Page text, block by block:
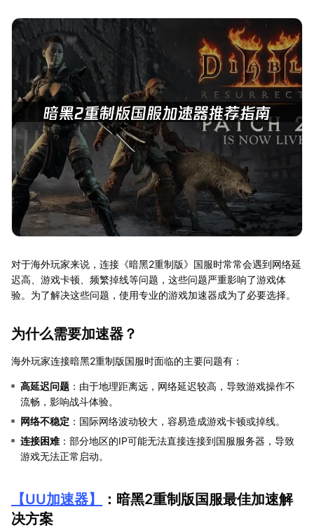
对于海外玩家来说，连接《暗黑2重制版》国服时常常会遇到网络延
迟高、游戏卡顿、频繁掉线等问题，这些问题严重影响了游戏体
验。为了解决这些问题，使用专业的游戏加速器成为了必要选择。
为什么需要加速器？
海外玩家连接暗黑2重制版国服时面临的主要问题有：
高延迟问题 ：由于地理距离远，网络延迟较高，导致游戏操作不
流畅，影响战斗体验。
网络不稳定 ：国际网络波动较大，容易造成游戏卡顿或掉线。
连接困难：部分地区的IP可能无法直接连接到国服服务器，导致
游戏无法正常启动。
【UU加速器】
：暗黑2重制版国服最佳加速解
决方案